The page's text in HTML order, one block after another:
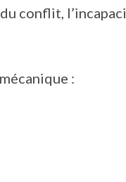
conflit,
: